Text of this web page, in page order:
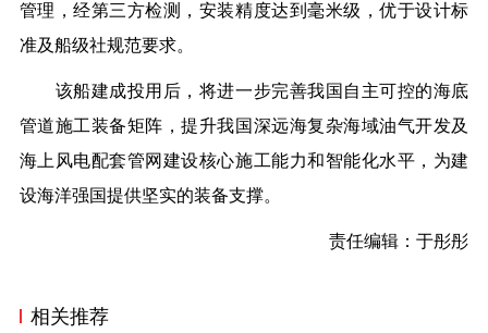
管理，经第三方检测，安装精度达到毫米级，优于设计标
准及船级社规范要求。
该船建成投用后，将进一步完善我国自主可控的海底
管道施工装备矩阵，提升我国深远海复杂海域油气开发及
海上风电配套管网建设核心施工能力和智能化水平，为建
设海洋强国提供坚实的装备支撑。
责任编辑：于彤彤
相关推荐